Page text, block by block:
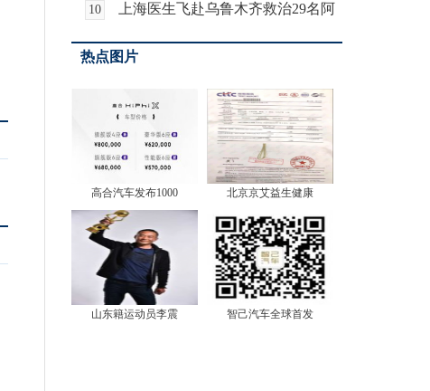
向群案一审宣判
10
上海医生飞赴乌鲁木齐救治29名阿
富汗先心病患儿
热点图片
高合汽车发布1000 北京京艾益生健康
山东籍运动员李震 智己汽车全球首发